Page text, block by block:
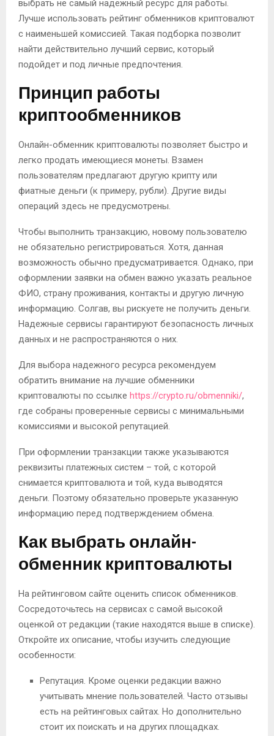
выбрать не самый надежный ресурс для работы.
Лучше использовать рейтинг обменников криптовалют
с наименьшей комиссией. Такая подборка позволит
найти действительно лучший сервис, который
подойдет и под личные предпочтения.
Принцип работы
криптообменников
Онлайн-обменник криптовалюты позволяет быстро и
легко продать имеющиеся монеты. Взамен
пользователям предлагают другую крипту или
фиатные деньги (к примеру, рубли). Другие виды
операций здесь не предусмотрены.
Чтобы выполнить транзакцию, новому пользователю
не обязательно регистрироваться. Хотя, данная
возможность обычно предусматривается. Однако, при
оформлении заявки на обмен важно указать реальное
ФИО, страну проживания, контакты и другую личную
информацию. Солгав, вы рискуете не получить деньги.
Надежные сервисы гарантируют безопасность личных
данных и не распространяются о них.
Для выбора надежного ресурса рекомендуем
обратить внимание на лучшие обменники
криптовалюты по ссылке https://crypto.ru/obmenniki/,
где собраны проверенные сервисы с минимальными
комиссиями и высокой репутацией.
При оформлении транзакции также указываются
реквизиты платежных систем – той, с которой
снимается криптовалюта и той, куда выводятся
деньги. Поэтому обязательно проверьте указанную
информацию перед подтверждением обмена.
Как выбрать онлайн-
обменник криптовалюты
На рейтинговом сайте оценить список обменников.
Сосредоточьтесь на сервисах с самой высокой
оценкой от редакции (такие находятся выше в списке).
Откройте их описание, чтобы изучить следующие
особенности:
Репутация. Кроме оценки редакции важно
учитывать мнение пользователей. Часто отзывы
есть на рейтинговых сайтах. Но дополнительно
стоит их поискать и на других площадках.